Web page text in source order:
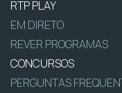
RTP PLAY
EM DIRETO
REVER PROGRAMAS
CONCURSOS
PERGUNTAS